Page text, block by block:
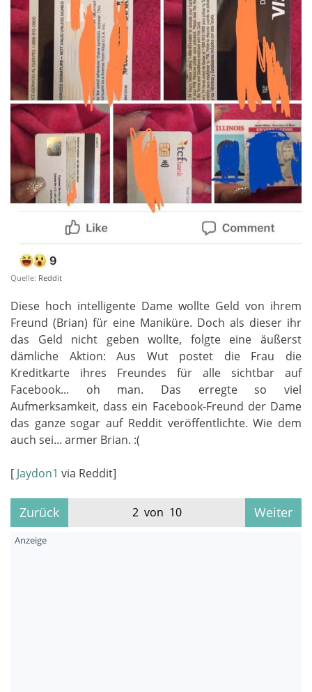
Quelle: Reddit
Diese hoch intelligente Dame wollte Geld von ihrem
Freund (Brian) für eine Maniküre. Doch als dieser ihr
das Geld nicht geben wollte, folgte eine äußerst
dämliche Aktion: Aus Wut postet die Frau die
Kreditkarte ihres Freundes für alle sichtbar auf
Facebook... oh man. Das erregte so viel
Aufmerksamkeit, dass ein Facebook-Freund der Dame
das ganze sogar auf Reddit veröffentlichte. Wie dem
auch sei... armer Brian. :(
[ Jaydon1 via Reddit]
Zurück 2 von 10 Weiter